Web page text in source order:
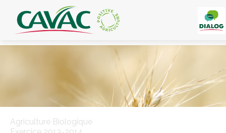
Agriculture Biologique
Panneau de gestion des cookies